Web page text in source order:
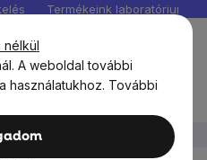
nélkül
A weboldal további
használatukhoz. További
Termékeink
Ízesítők